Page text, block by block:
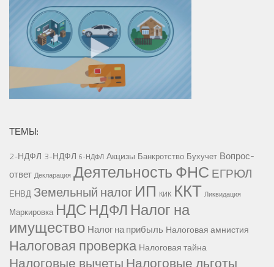
ТЕМЫ:
2-НДФЛ 3-НДФЛ 6-НДФЛ Акцизы Банкротство Бухучет Вопрос-
ответ Декларация Деятельность ФНС ЕГРЮЛ
ЕНВД Земельный налог ИП КИК ККТ Ликвидация
Маркировка НДС НДФЛ Налог на
имущество Налог на прибыль Налоговая амнистия
Налоговая проверка Налоговая тайна
Налоговые вычетыНалоговые льготы